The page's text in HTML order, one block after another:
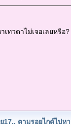
เทวดาไม่เจอเลยหรือ?
17.. ตามรอยไกด์ไปห